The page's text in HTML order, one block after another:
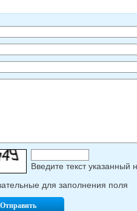
Введите текcт указанный
для заполнения поля
Отправить